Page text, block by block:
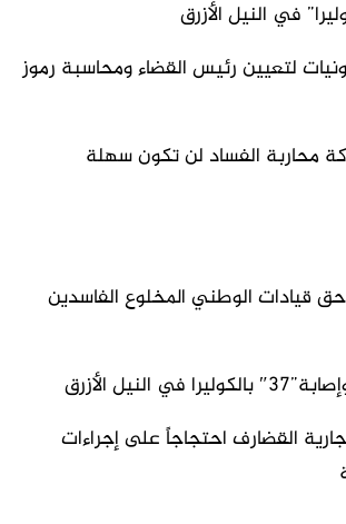
لتعيين رئيس القضاء ومحاسبة رموز
محاربة الفساد لن تكون سهلة
قيادات الوطني المخلوع الفاسدين
القضارف احتجاجاً على إجراءات